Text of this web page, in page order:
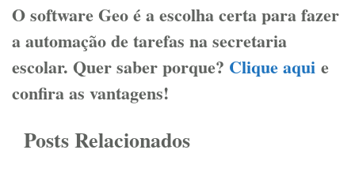
O software Geo é a escolha certa para fazer
a automação de tarefas na secretaria
escolar. Quer saber porque? Clique aqui e
confira as vantagens!
Posts Relacionados